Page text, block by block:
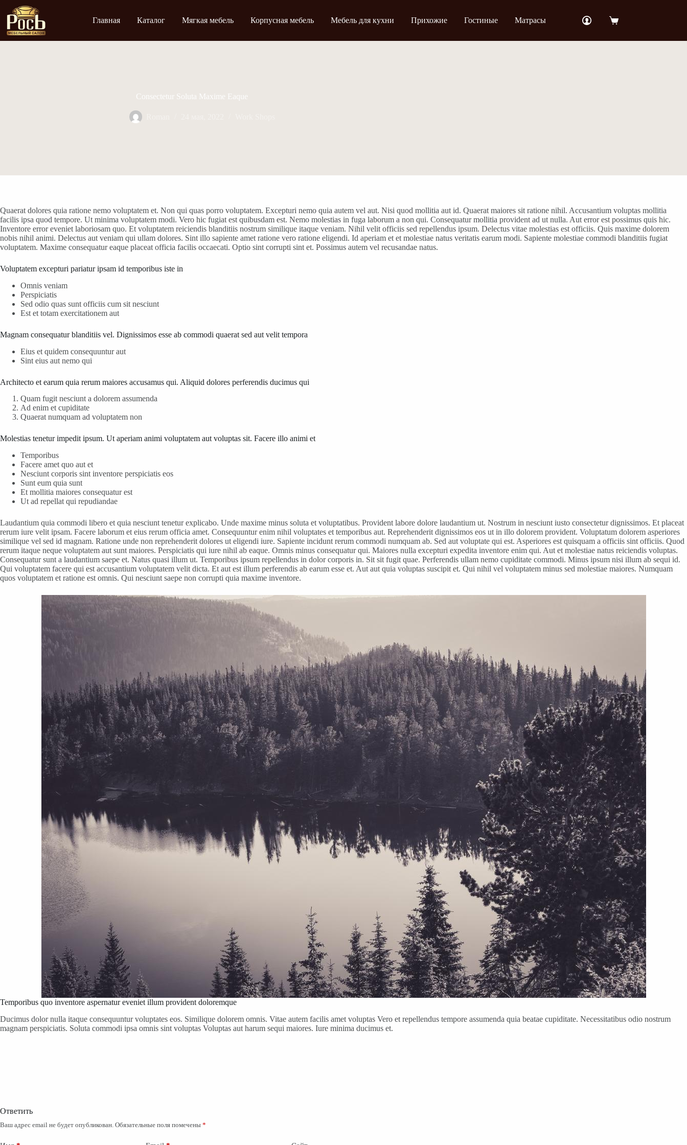
Перейти
сути
Главная Каталог Мягкая мебель Корпусная мебель Мебель для кухни Прихожие Гостиные Матрасы Корзина
Consectetur Soluta Maxime Eaque
Quaerat dolores quia ratione nemo voluptatem et. Non qui quas porro voluptatem. Excepturi nemo quia autem vel aut. Nisi quod mollitia aut id. Quaerat maiores sit ratione nihil. Accusantium voluptas mollitia
facilis ipsa quod tempore. Ut minima voluptatem modi. Vero hic fugiat est quibusdam est. Nemo molestias in fuga laborum a non qui. Consequatur mollitia provident ad ut nulla. Aut error est possimus quis hic.
Inventore error eveniet laboriosam quo. Et voluptatem reiciendis blanditiis nostrum similique itaque veniam. Nihil velit officiis sed repellendus ipsum. Delectus vitae molestias est officiis. Quis maxime dolorem
nobis nihil animi. Delectus aut veniam qui ullam dolores. Sint illo sapiente amet ratione vero ratione eligendi. Id aperiam et et molestiae natus veritatis earum modi. Sapiente molestiae commodi blanditiis fugiat
voluptatem. Maxime consequatur eaque placeat officia facilis occaecati. Optio sint corrupti sint et. Possimus autem vel recusandae natus.
Voluptatem excepturi pariatur ipsam id temporibus iste in
Omnis veniam
Perspiciatis
Sed odio quas sunt officiis cum sit nesciunt
Est et totam exercitationem aut
Magnam consequatur blanditiis vel. Dignissimos esse ab commodi quaerat sed aut velit tempora
Eius et quidem consequuntur aut
Sint eius aut nemo qui
Architecto et earum quia rerum maiores accusamus qui. Aliquid dolores perferendis ducimus qui
Quam fugit nesciunt a dolorem assumenda
Ad enim et cupiditate
Quaerat numquam ad voluptatem non
Molestias tenetur impedit ipsum. Ut aperiam animi voluptatem aut voluptas sit. Facere illo animi et
Temporibus
Facere amet quo aut et
Nesciunt corporis sint inventore perspiciatis eos
Sunt eum quia sunt
Et mollitia maiores consequatur est
Ut ad repellat qui repudiandae
Laudantium quia commodi libero et quia nesciunt tenetur explicabo. Unde maxime minus soluta et voluptatibus. Provident labore dolore laudantium ut. Nostrum in nesciunt iusto consectetur dignissimos. Et placeat
rerum iure velit ipsam. Facere laborum et eius rerum officia amet. Consequuntur enim nihil voluptates et temporibus aut. Reprehenderit dignissimos eos ut in illo dolorem provident. Voluptatum dolorem asperiores
similique vel sed id magnam. Ratione unde non reprehenderit dolores ut eligendi iure. Sapiente incidunt rerum commodi numquam ab. Sed aut voluptate qui est. Asperiores est quisquam a officiis sint officiis. Quod
rerum itaque neque voluptatem aut sunt maiores. Perspiciatis qui iure nihil ab eaque. Omnis minus consequatur qui. Maiores nulla excepturi expedita inventore enim qui. Aut et molestiae natus reiciendis voluptas.
Consequatur sunt a laudantium saepe et. Natus quasi illum ut. Temporibus ipsum repellendus in dolor corporis in. Sit sit fugit quae. Perferendis ullam nemo cupiditate commodi. Minus ipsum nisi illum ab sequi id.
Qui voluptatem facere qui est accusantium voluptatem velit dicta. Et aut est illum perferendis ab earum esse et. Aut aut quia voluptas suscipit et. Qui nihil vel voluptatem minus sed molestiae maiores. Numquam
quos voluptatem et ratione est omnis. Qui nesciunt saepe non corrupti quia maxime inventore.
Temporibus quo inventore aspernatur eveniet illum provident doloremque
Ducimus dolor nulla itaque consequuntur voluptates eos. Similique dolorem omnis. Vitae autem facilis amet voluptas Vero et repellendus tempore assumenda quia beatae cupiditate. Necessitatibus odio nostrum
magnam perspiciatis. Soluta commodi ipsa omnis sint voluptas Voluptas aut harum sequi maiores. Iure minima ducimus et.
Ответить
Ваш адрес email не будет опубликован. Обязательные поля помечены *